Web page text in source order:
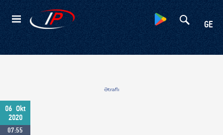
GE
Kateqoriyalar
Ətraflı
06 Okt
2020
07:55